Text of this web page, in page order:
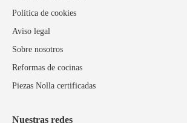
Política de cookies
Aviso legal
Sobre nosotros
Reformas de cocinas
Piezas Nolla certificadas
Nuestras redes